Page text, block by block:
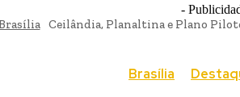
-
Ceilândia, Planaltina e Plano
Brasília